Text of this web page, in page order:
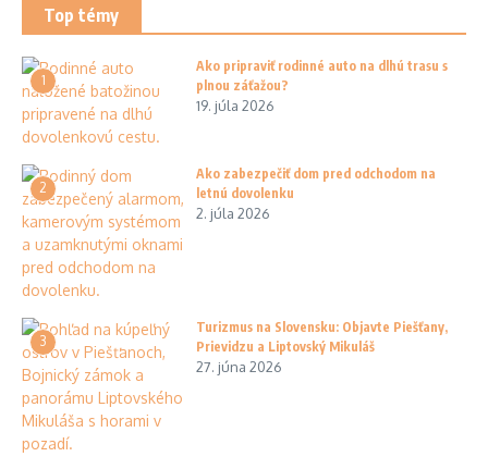
Top témy
1
Ako pripraviť rodinné auto na dlhú trasu s
plnou záťažou?
19. júla 2026
2
Ako zabezpečiť dom pred odchodom na
letnú dovolenku
2. júla 2026
3
Turizmus na Slovensku: Objavte Piešťany,
Prievidzu a Liptovský Mikuláš
27. júna 2026